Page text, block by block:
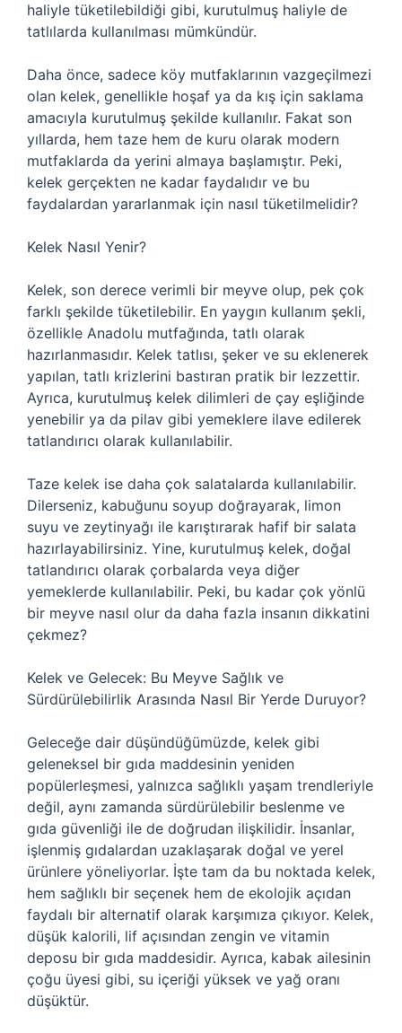
haliyle tüketilebildiği gibi, kurutulmuş haliyle de
tatlılarda kullanılması mümkündür.
Daha önce, sadece köy mutfaklarının vazgeçilmezi
olan kelek, genellikle hoşaf ya da kış için saklama
amacıyla kurutulmuş şekilde kullanılır. Fakat son
yıllarda, hem taze hem de kuru olarak modern
mutfaklarda da yerini almaya başlamıştır. Peki,
kelek gerçekten ne kadar faydalıdır ve bu
faydalardan yararlanmak için nasıl tüketilmelidir?
Kelek Nasıl Yenir?
Kelek, son derece verimli bir meyve olup, pek çok
farklı şekilde tüketilebilir. En yaygın kullanım şekli,
özellikle Anadolu mutfağında, tatlı olarak
hazırlanmasıdır. Kelek tatlısı, şeker ve su eklenerek
yapılan, tatlı krizlerini bastıran pratik bir lezzettir.
Ayrıca, kurutulmuş kelek dilimleri de çay eşliğinde
yenebilir ya da pilav gibi yemeklere ilave edilerek
tatlandırıcı olarak kullanılabilir.
Taze kelek ise daha çok salatalarda kullanılabilir.
Dilerseniz, kabuğunu soyup doğrayarak, limon
suyu ve zeytinyağı ile karıştırarak hafif bir salata
hazırlayabilirsiniz. Yine, kurutulmuş kelek, doğal
tatlandırıcı olarak çorbalarda veya diğer
yemeklerde kullanılabilir. Peki, bu kadar çok yönlü
bir meyve nasıl olur da daha fazla insanın dikkatini
çekmez?
Kelek ve Gelecek: Bu Meyve Sağlık ve
Sürdürülebilirlik Arasında Nasıl Bir Yerde Duruyor?
Geleceğe dair düşündüğümüzde, kelek gibi
geleneksel bir gıda maddesinin yeniden
popülerleşmesi, yalnızca sağlıklı yaşam trendleriyle
değil, aynı zamanda sürdürülebilir beslenme ve
gıda güvenliği ile de doğrudan ilişkilidir. İnsanlar,
işlenmiş gıdalardan uzaklaşarak doğal ve yerel
ürünlere yöneliyorlar. İşte tam da bu noktada kelek,
hem sağlıklı bir seçenek hem de ekolojik açıdan
faydalı bir alternatif olarak karşımıza çıkıyor. Kelek,
düşük kalorili, lif açısından zengin ve vitamin
deposu bir gıda maddesidir. Ayrıca, kabak ailesinin
çoğu üyesi gibi, su içeriği yüksek ve yağ oranı
düşüktür.